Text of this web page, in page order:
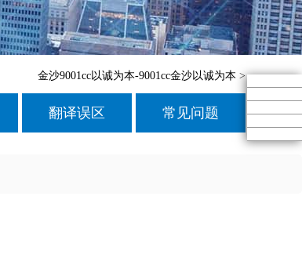
金沙9001cc以诚为本-9001cc金沙以诚为本 >
翻译误区 常见问题